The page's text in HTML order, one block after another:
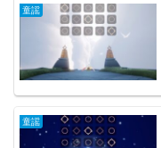
童謡
童謡